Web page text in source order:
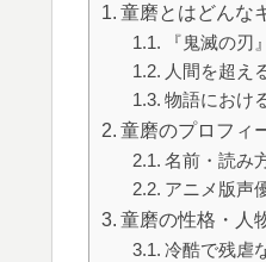
童磨とはどんな
『鬼滅の刃
人間を超え
物語におけ
童磨のプロフィ
名前・読み
アニメ版声
童磨の性格・人
冷酷で残虐